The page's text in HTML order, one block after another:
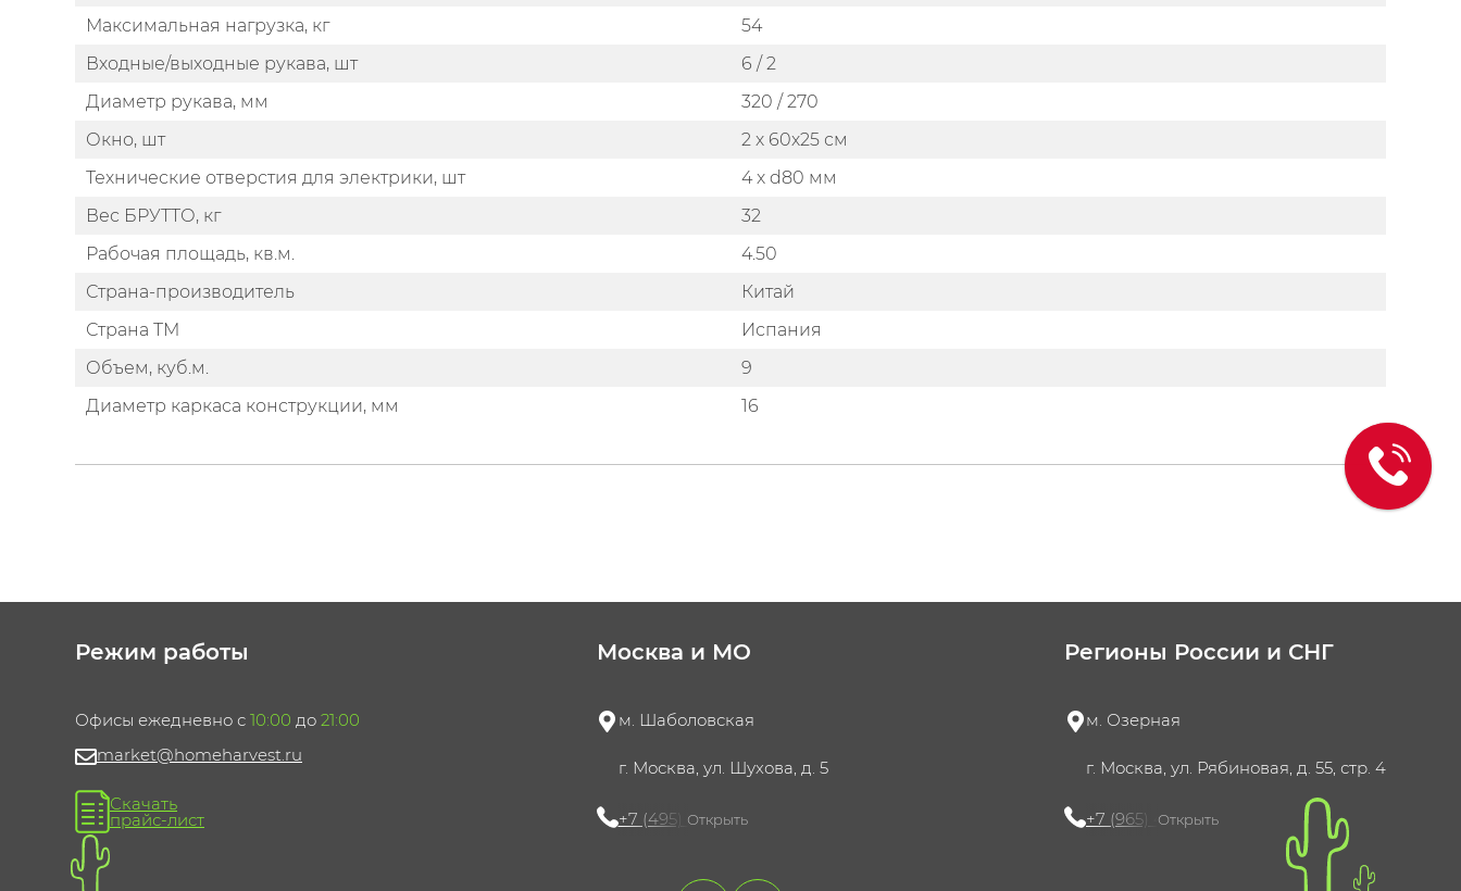
Максимальная нагрузка, кг
54
Входные/выходные рукава, шт
6 / 2
Диаметр рукава, мм
320 / 270
Окно, шт
2 х 60х25 см
Технические отверстия для электрики, шт
4 х d80 мм
Вес БРУТТО, кг
32
Рабочая площадь, кв.м.
4.50
Страна-производитель
Китай
Страна ТМ
Испания
Объем, куб.м.
9
Диаметр каркаса конструкции, мм
16
Режим работы
Офисы ежедневно с 10:00 до 21:00
market@homeharvest.ru
Скачать
прайс-лист
Москва и МО
м. Шаболовская
г. Москва, ул. Шухова, д. 5
+7 (495) 721-60-15
Открыть
Регионы России и СНГ
м. Озерная
г. Москва, ул. Рябиновая, д. 55, стр. 4
+7 (965) 420-10-10
Открыть